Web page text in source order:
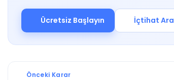
Ücretsiz Başlayın İçtihat Ara
Önceki Karar